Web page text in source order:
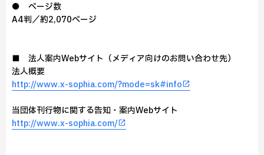
● ページ数
A4判／約2,070ページ
■ 法人案内Webサイト（メディア向けのお問い合わせ先）
法人概要
http://www.x-sophia.com/?mode=sk#info
当団体刊行物に関する告知・案内Webサイト
http://www.x-sophia.com/